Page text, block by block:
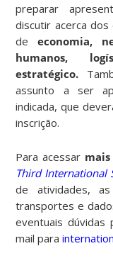
preparar
discutir acerca
deeconomia,
humanos,
estratégico. T
assunto a ser
indicada, que
inscrição.
Para acessar
Third International
de atividades,
transportes e
eventuais dúvidas
mail para